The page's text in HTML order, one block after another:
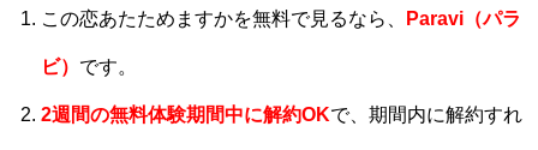
この恋あたためますかを無料で見るなら、 Paravi（パラ
ビ） です。
2週間の無料体験期間中に解約OKで、期間内に解約すれ